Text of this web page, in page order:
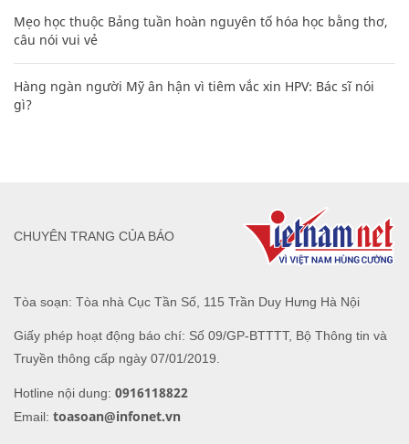
Mẹo học thuộc Bảng tuần hoàn nguyên tố hóa học bằng thơ,
câu nói vui vẻ
Hàng ngàn người Mỹ ân hận vì tiêm vắc xin HPV: Bác sĩ nói
gì?
Tòa soạn: Tòa nhà Cục Tần Số, 115 Trần Duy Hưng Hà Nội
Giấy phép hoạt động báo chí: Số 09/GP-BTTTT, Bộ Thông tin và
Truyền thông cấp ngày 07/01/2019.
Hotline nội dung: 0916118822
Email: toasoan@infonet.vn
CHUYÊN TRANG CỦA BÁO